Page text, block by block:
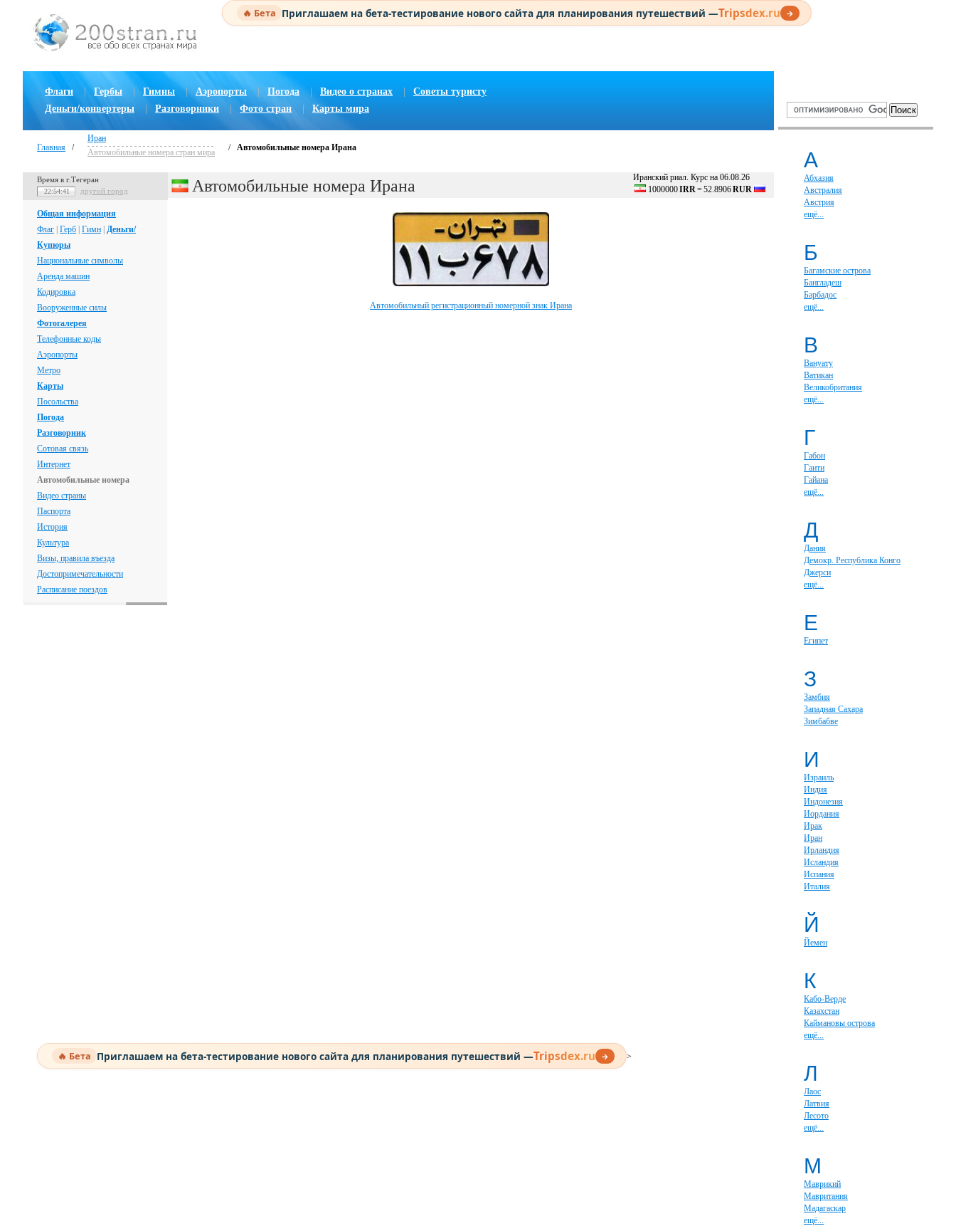
🔥 Бета Приглашаем на бета-тестирование нового сайта для планирования путешествий —Tripsdex.ru →
Флаги Гербы Гимны | Аэропорты Погода | Видео о странах
Советы туристу
Деньги/конвертеры
Разговорники Фото стран Карты мира
Главная /
Иран
Автомобильные номера стран мира
/ Автомобильные номера Ирана
Время в г.Тегеран
22:54:42 другой город
Общая информация
Флаг Герб Гимн Деньги/
Купюры
Национальные символы
Аренда машин
Кодировка
Вооруженные силы
Фотогалерея
Телефонные коды
Аэропорты
Метро
Карты
Посольства
Погода
Разговорник
Сотовая связь
Интернет
Автомобильные номера
Видео страны
Паспорта
История
Культура
Визы, правила въезда
Достопримечательности
Расписание поездов
Иранский риал. Курс на 06.08.26
1000000IRR=52.8906RUR
Автомобильные номера Ирана
Автомобильный регистрационный номерной знак Ирана
🔥 Бета Приглашаем на бета-тестирование нового сайта для планирования путешествий —Tripsdex.ru → >
А
Абхазия
Австралия
Австрия
ещё...
Б
Багамские острова
Бангладеш
Барбадос
ещё...
В
Вануату
Ватикан
Великобритания
ещё...
Г
Габон
Гаити
Гайана
ещё...
Д
Дания
Демокр. Республика Конго
Джерси
ещё...
Е
Египет
З
Замбия
Западная Сахара
Зимбабве
И
Израиль
Индия
Индонезия
Иордания
Ирак
Иран
Ирландия
Исландия
Испания
Италия
Й
Йемен
К
Кабо-Верде
Казахстан
Каймановы острова
ещё...
Л
Лаос
Латвия
Лесото
ещё...
М
Маврикий
Мавритания
Мадагаскар
ещё...